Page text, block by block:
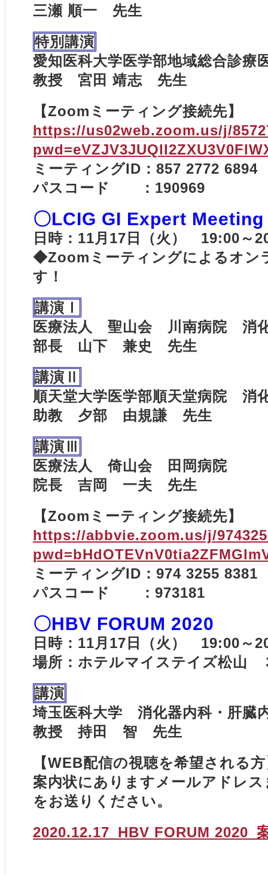
三瀬 順一 先生
特別講演
愛知医科大学医学部地域総合診療
教授 宮田 靖志 先生
【Zoomミーティング接続先】
https://us02web.zoom.us/j/
ミーティングID：857 2772 6894
パスコード ：190969
〇LCIG GI Expert Meeting
日時：11月17日（火） 19:00～
◆Zoomミーティングによるオン
す！
講演Ⅰ
医療法人 聖山会 川南病院 消
部長 山下 兼史 先生
講演Ⅱ
順天堂大学医学部順天堂病院 消
助教 夕部 由規謙 先生
講演Ⅲ
医療法人 倚山会 田岡病院
院長 吉岡 一夫 先生
【Zoomミーティング接続先】
https://abbvie.zoom.us/j/
ミーティングID：974 3255 8381
パスコード ：973181
〇HBV FORUM 2020
日時：11月17日（火） 19:00～
場所：ホテルマイステイズ松山
講演
埼玉医科大学 消化器内科・肝臓
教授 持田 智 先生
【WEB配信の視聴を希望される
案内状にありますメールアドレ
をお送りください。
2020.12.17_HBV FORUM 2020_